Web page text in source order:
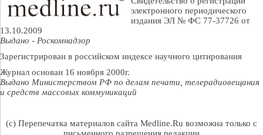
электронного периодического
издания ЭЛ № ФС 77-37726 от
13.10.2009
Выдано - Роскомнадзор
Зарегистрирован в российском индексе научного цитирования
Журнал основан 16 ноября 2000г.
Выдано Министерством РФ по делам печати, телерадиовещания
и средств массовых коммуникаций
(c) Перепечатка материалов сайта Medline.Ru возможна только с